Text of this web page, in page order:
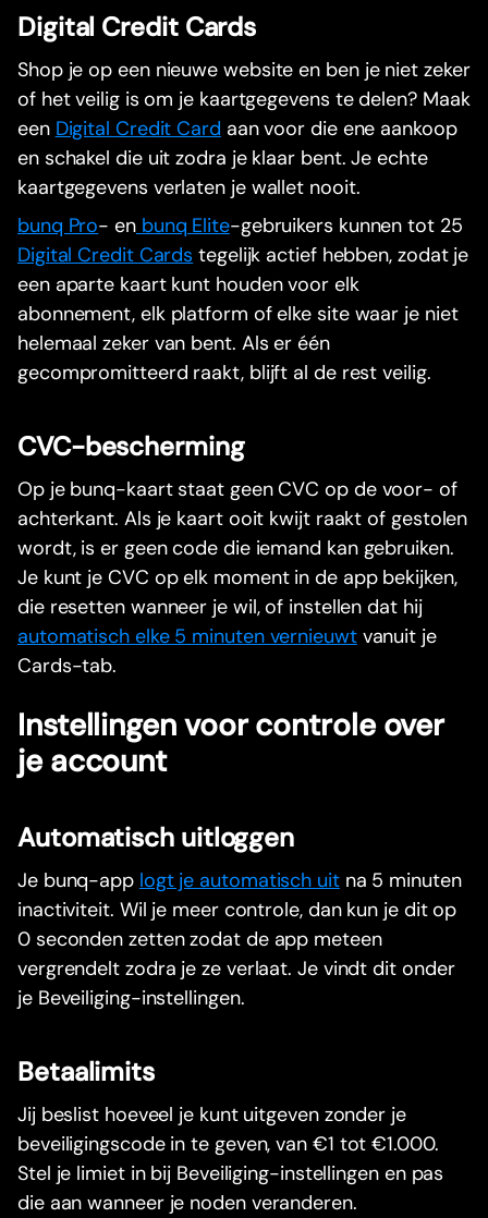
Digital Credit Cards
Shop je op een nieuwe website en ben je niet zeker
of het veilig is om je kaartgegevens te delen? Maak
een Digital Credit Card aan voor die ene aankoop
en schakel die uit zodra je klaar bent. Je echte
kaartgegevens verlaten je wallet nooit.
bunq Pro- enbunq Elite-gebruikers kunnen tot 25
Digital Credit Cards tegelijk actief hebben, zodat je
een aparte kaart kunt houden voor elk
abonnement, elk platform of elke site waar je niet
helemaal zeker van bent. Als er één
gecompromitteerd raakt, blijft al de rest veilig.
CVC-bescherming
Op je bunq-kaart staat geen CVC op de voor- of
achterkant. Als je kaart ooit kwijt raakt of gestolen
wordt, is er geen code die iemand kan gebruiken.
Je kunt je CVC op elk moment in de app bekijken,
die resetten wanneer je wil, of instellen dat hij
automatisch elke 5 minuten vernieuwtvanuit je
Cards-tab.
Instellingen voor controle over
je account
Automatisch uitloggen
Je bunq-app logt je automatisch uitna 5 minuten
inactiviteit. Wil je meer controle, dan kun je dit op
0 seconden zetten zodat de app meteen
vergrendelt zodra je ze verlaat. Je vindt dit onder
je Beveiliging-instellingen.
Betaalimits
Jij beslist hoeveel je kunt uitgeven zonder je
beveiligingscode in te geven, van €1 tot €1.000.
Stel je limiet in bij Beveiliging-instellingen en pas
die aan wanneer je noden veranderen.